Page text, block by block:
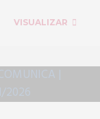
VISUALIZAR